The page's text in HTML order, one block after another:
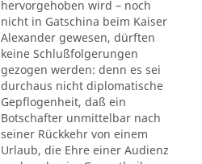
hervorgehoben wird – noch
nicht in Gatschina beim Kaiser
Alexander gewesen, dürften
keine Schlußfolgerungen
gezogen werden: denn es sei
durchaus nicht diplomatische
Gepflogenheit, daß ein
Botschafter unmittelbar nach
seiner Rückkehr von einem
Urlaub, die Ehre einer Audienz